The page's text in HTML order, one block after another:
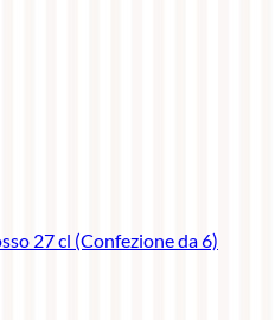
27 cl (Confezione da 6)